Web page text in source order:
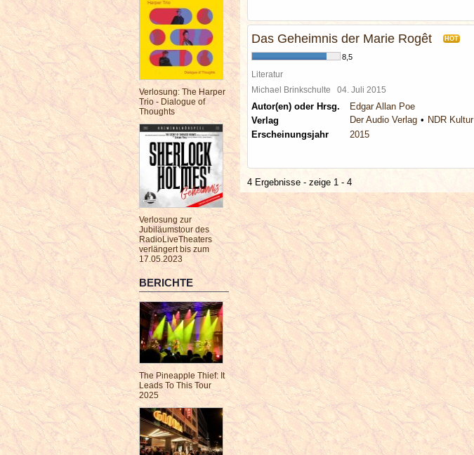
Verlosung: The Harper
Trio - Dialogue of
Thoughts
Verlosung zur
Jubiläumstour des
RadioLiveTheaters
verlängert bis zum
17.05.2023
BERICHTE
The Pineapple Thief: It
Leads To This Tour
2025
Das Geheimnis der Marie Rogêt HOT
8,5
Literatur
Michael Brinkschulte 04. Juli 2015
Autor(en) oder Hrsg.
Edgar Allan Poe
Verlag
Der Audio Verlag
NDR Kultur
Erscheinungsjahr
2015
4 Ergebnisse - zeige 1 - 4